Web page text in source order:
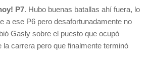
P7. Hubo buenas batallas ahí fuera, lo
a ese P6 pero desafortunadamente no
Gasly sobre el puesto que ocupó
la carrera pero que finalmente terminó